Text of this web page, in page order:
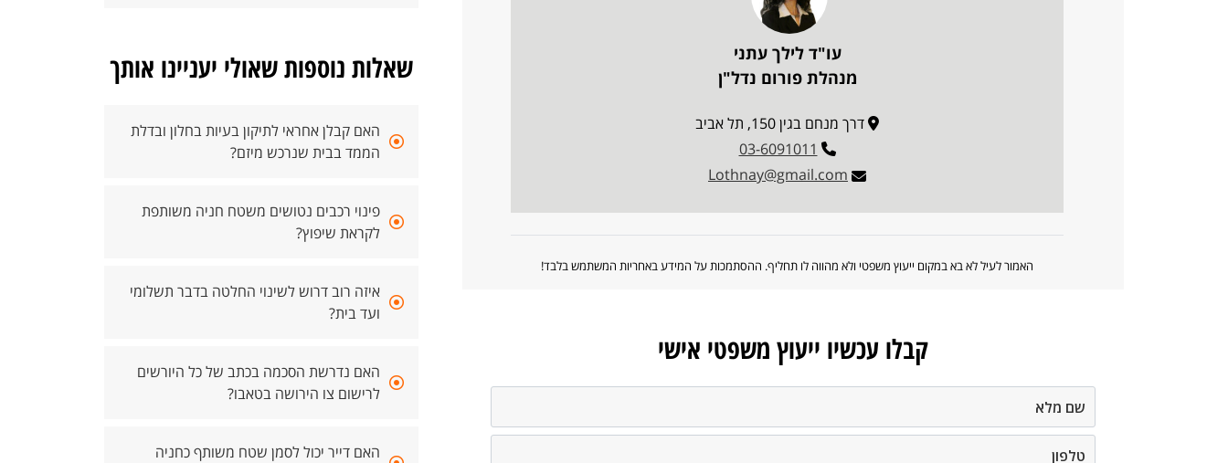
עו"ד לילך עתני
מנהלת פורום נדל"ן
דרך מנחם בגין 150, תל אביב
03-6091011
Lothnay@gmail.com
האמור לעיל לא בא במקום ייעוץ משפטי ולא מהווה לו תחליף. ההסתמכות על המידע באחריות המשתמש בלבד!
קבלו עכשיו ייעוץ משפטי אישי
שאלות נוספות שאולי יעניינו אותך
האם קבלן אחראי לתיקון בעיות בחלון ובדלת
הממד בבית שנרכש מיזם?
פינוי רכבים נטושים משטח חניה משותפת
לקראת שיפוץ?
איזה רוב דרוש לשינוי החלטה בדבר תשלומי
ועד בית?
האם נדרשת הסכמה בכתב של כל היורשים
לרישום צו הירושה בטאבו?
האם דייר יכול לסמן שטח משותף כחניה